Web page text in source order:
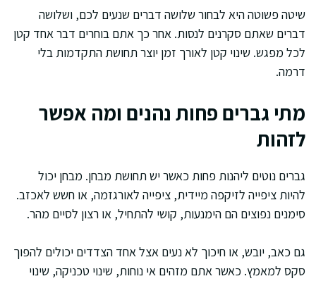
שיטה פשוטה היא לבחור שלושה דברים שנעים לכם, ושלושה
דברים שאתם סקרנים לנסות. אחר כך אתם בוחרים דבר אחד קטן
לכל מפגש. שינוי קטן לאורך זמן יוצר תחושת התקדמות בלי
דרמה.
מתי גברים פחות נהנים ומה אפשר
לזהות
גברים נוטים ליהנות פחות כאשר יש תחושת מבחן. מבחן יכול
להיות ציפייה לזיקפה מיידית, ציפייה לאורגזמה, או חשש לאכזב.
סימנים נפוצים הם הימנעות, קושי להתחיל, או רצון לסיים מהר.
גם כאב, יובש, או חיכוך לא נעים אצל אחד הצדדים יכולים להפוך
סקס למאמץ. כאשר אתם מזהים אי נוחות, שינוי טכניקה, שינוי